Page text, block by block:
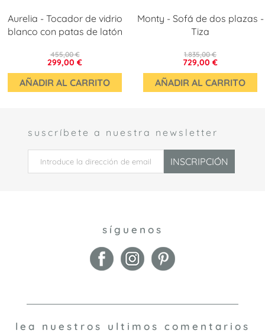
Aurelia - Tocador de vidrio
blanco con patas de latón
299,00 €
455,00 €
AÑADIR AL CARRITO
Monty - Sofá de dos plazas -
Tiza
729,00 €
1.835,00 €
AÑADIR AL CARRITO
suscríbete a nuestra newsletter
INSCRIPCIÓN
síguenos
lea nuestros ultimos comentarios